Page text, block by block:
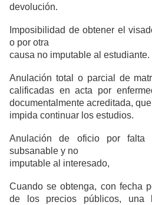
devolución.
Imposibilidad de obtener el
o por otra
causa no imputable al estudiante.
Anulación total o parcial de
calificadas en acta por
documentalmente acreditada,
impida continuar los estudios.
Anulación de oficio por falta
subsanable y no
imputable al interesado,
Cuando se obtenga, con fecha
de los precios públicos, una